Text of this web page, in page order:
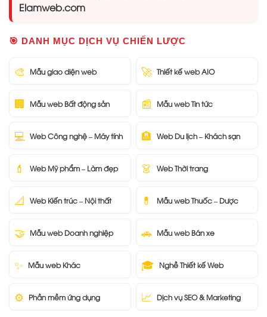
Elamweb.com
🎯 DANH MỤC DỊCH VỤ CHIẾN LƯỢC
🎨 Mẫu giao diện web 🚀 Thiết kế web AIO
🏢 Mẫu web Bất động sản 📰 Mẫu web Tin tức
💻 Web Công nghệ – Máy tính 🏨 Web Du lịch – Khách sạn
💄 Web Mỹ phẩm – Làm đẹp 👗 Web Thời trang
📐 Web Kiến trúc – Nội thất 💊 Mẫu web Thuốc – Dược
🤝 Mẫu web Doanh nghiệp 🚗 Mẫu web Bán xe
✨ Mẫu web Khác 🎓 Nghề Thiết kế Web
⚙️ Phần mềm ứng dụng 📈 Dịch vụ SEO & Marketing